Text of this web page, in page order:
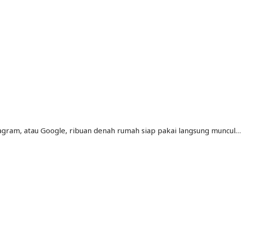
atau Google, ribuan denah rumah siap pakai langsung muncul…